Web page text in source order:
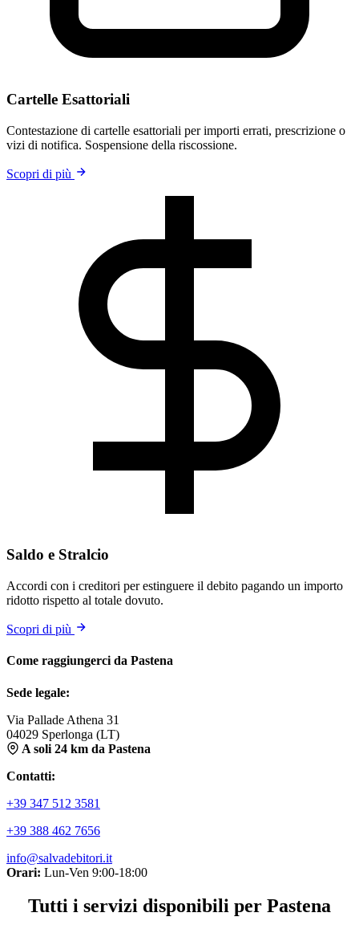
Cartelle Esattoriali
Contestazione di cartelle esattoriali per importi errati, prescrizione o
vizi di notifica. Sospensione della riscossione.
Scopri di più
Saldo e Stralcio
Accordi con i creditori per estinguere il debito pagando un importo
ridotto rispetto al totale dovuto.
Scopri di più
Come raggiungerci da Pastena
Sede legale:
Via Pallade Athena 31
04029 Sperlonga (LT)
A soli 24 km da Pastena
Contatti:
+39 347 512 3581
+39 388 462 7656
info@salvadebitori.it
Orari: Lun-Ven 9:00-18:00
Tutti i servizi disponibili per Pastena